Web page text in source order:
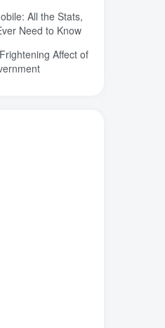
乐愚分享(0)
(1) notion
All the Stats,
Need to Know
Affect of